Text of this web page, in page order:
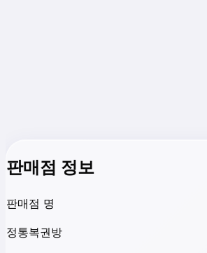
판매점 정보
판매점 명
정통복권방